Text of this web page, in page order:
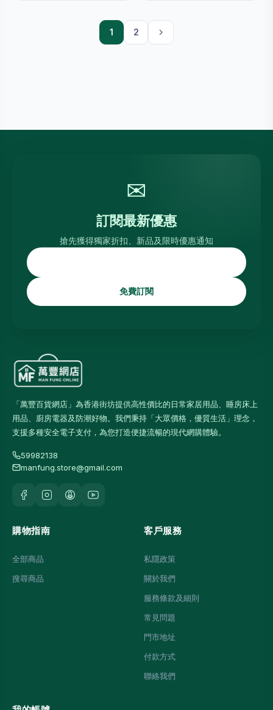
1 2
✉
訂閱最新優惠
搶先獲得獨家折扣、新品及限時優惠通知
免費訂閱
「萬豐百貨網店」為香港街坊提供高性價比的日常家居用品、睡房床上
用品、廚房電器及防潮好物。我們秉持「大眾價格，優質生活」理念，
支援多種安全電子支付，為您打造便捷流暢的現代網購體驗。
59982138
manfung.store@gmail.com
購物指南
全部商品
搜尋商品
客戶服務
私隱政策
關於我們
服務條款及細則
常見問題
門市地址
付款方式
聯絡我們